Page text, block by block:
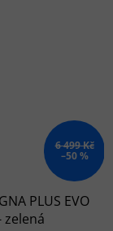
6 499 Kč
–50 %
PLUS EVO
zelená